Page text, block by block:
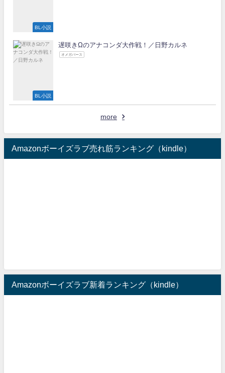
BL小説
BL小説
遅咲きΩのアナコンダ大作戦！／日野カルネ
オメガバース
more
Amazonボーイズラブ売れ筋ランキング（kindle）
Amazonボーイズラブ新着ランキング（kindle）